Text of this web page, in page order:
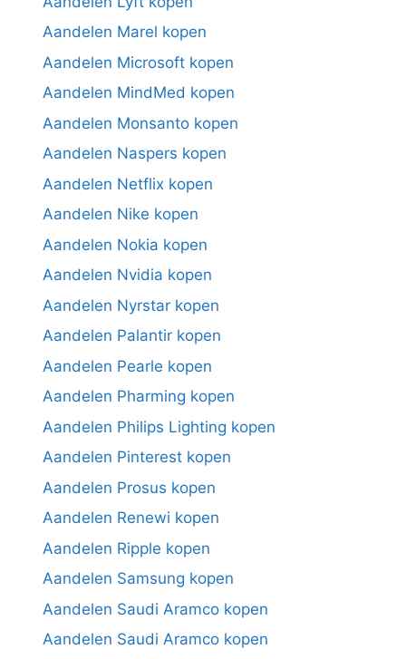
Aandelen Marel kopen
Aandelen Microsoft kopen
Aandelen MindMed kopen
Aandelen Monsanto kopen
Aandelen Naspers kopen
Aandelen Netflix kopen
Aandelen Nike kopen
Aandelen Nokia kopen
Aandelen Nvidia kopen
Aandelen Nyrstar kopen
Aandelen Palantir kopen
Aandelen Pearle kopen
Aandelen Pharming kopen
Aandelen Philips Lighting kopen
Aandelen Pinterest kopen
Aandelen Prosus kopen
Aandelen Renewi kopen
Aandelen Ripple kopen
Aandelen Samsung kopen
Aandelen Saudi Aramco kopen
Aandelen Saudi Aramco kopen